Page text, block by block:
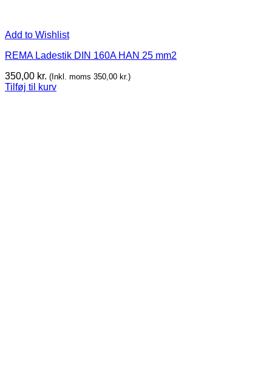
Add to Wishlist
REMA Ladestik DIN 160A HAN 25 mm2
350,00 kr. (Inkl. moms 350,00 kr.)
Tilføj til kurv